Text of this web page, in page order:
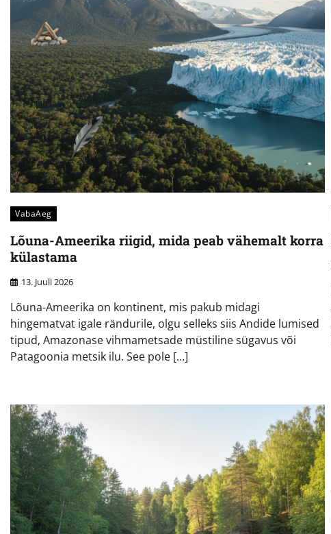
VabaAeg
Lõuna-Ameerika riigid, mida peab vähemalt korra
külastama
13. Juuli 2026
Lõuna-Ameerika on kontinent, mis pakub midagi
hingematvat igale rändurile, olgu selleks siis Andide lumised
tipud, Amazonase vihmametsade müstiline sügavus või
Patagoonia metsik ilu. See pole […]